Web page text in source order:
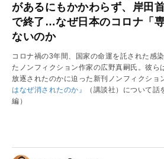
があるにもかかわらず、岸田
で終了…なぜ日本のコロナ「
ないのか
コロナ禍の3年間、国家の命運を託された感
たノンフィクション作家の広野真嗣氏。彼ら
放逐されたのかに迫った新刊ノンフィクショ
はなぜ消されたのか』
（講談社）について
編）